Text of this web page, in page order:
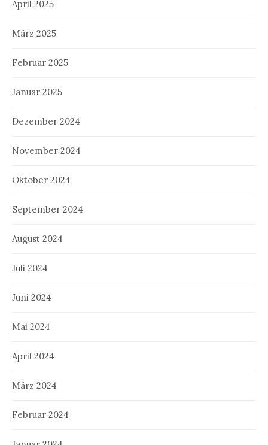
April 2025
März 2025
Februar 2025
Januar 2025
Dezember 2024
November 2024
Oktober 2024
September 2024
August 2024
Juli 2024
Juni 2024
Mai 2024
April 2024
März 2024
Februar 2024